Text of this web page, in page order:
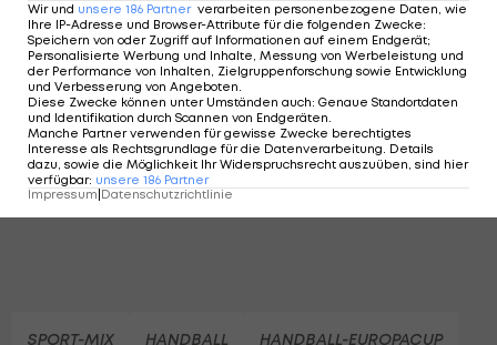
KOMMENTARE
SPORT-MIX HANDBALL HANDBALL-EUROPACUP
Wir und unsere 186 Partner verarbeiten personenbezogene Daten, wie
Ihre IP-Adresse und Browser-Attribute für die folgenden Zwecke:
Speichern von oder Zugriff auf Informationen auf einem Endgerät;
Personalisierte Werbung und Inhalte, Messung von Werbeleistung und
der Performance von Inhalten, Zielgruppenforschung sowie Entwicklung
und Verbesserung von Angeboten.
Diese Zwecke können unter Umständen auch: Genaue Standortdaten
und Identifikation durch Scannen von Endgeräten.
Manche Partner verwenden für gewisse Zwecke berechtigtes
Interesse als Rechtsgrundlage für die Datenverarbeitung. Details
dazu, sowie die Möglichkeit Ihr Widerspruchsrecht auszuüben, sind hier
verfügbar: unsere 186 Partner
Impressum Datenschutzrichtlinie